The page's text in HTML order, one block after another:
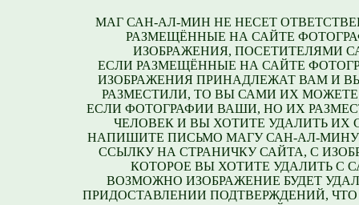
МАГ САН-АЛ-МИН НЕ НЕСЕТ
РАЗМЕЩЁННЫЕ НА САЙТЕ
ИЗОБРАЖЕНИЯ, ПОСЕТИТЕЛЯМИ
ЕСЛИ РАЗМЕЩЁННЫЕ НА САЙТЕ
ИЗОБРАЖЕНИЯ ПРИНАДЛЕЖАТ ВАМ И
РАЗМЕСТИЛИ, ТО ВЫ САМИ ИХ МОЖЕТЕ
ЕСЛИ ФОТОГРАФИИ ВАШИ, НО ИХ
ЧЕЛОВЕК И ВЫ ХОТИТЕ УДАЛИТЬ ИХ
НАПИШИТЕ ПИСЬМО МАГУ САН-АЛ-
ССЫЛКУ НА СТРАНИЧКУ САЙТА, С
КОТОРОЕ ВЫ ХОТИТЕ УДАЛИТЬ С
ВОЗМОЖНО ИЗОБРАЖЕНИЕ БУДЕТ
ПРИДОСТАВЛЕНИИ ПОДТВЕРЖДЕНИЙ,